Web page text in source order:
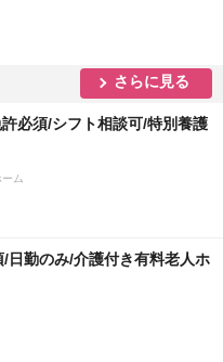
さらに見る
必須/シフト相談可/特別養護
ム
/日勤のみ/介護付き有料老人ホ